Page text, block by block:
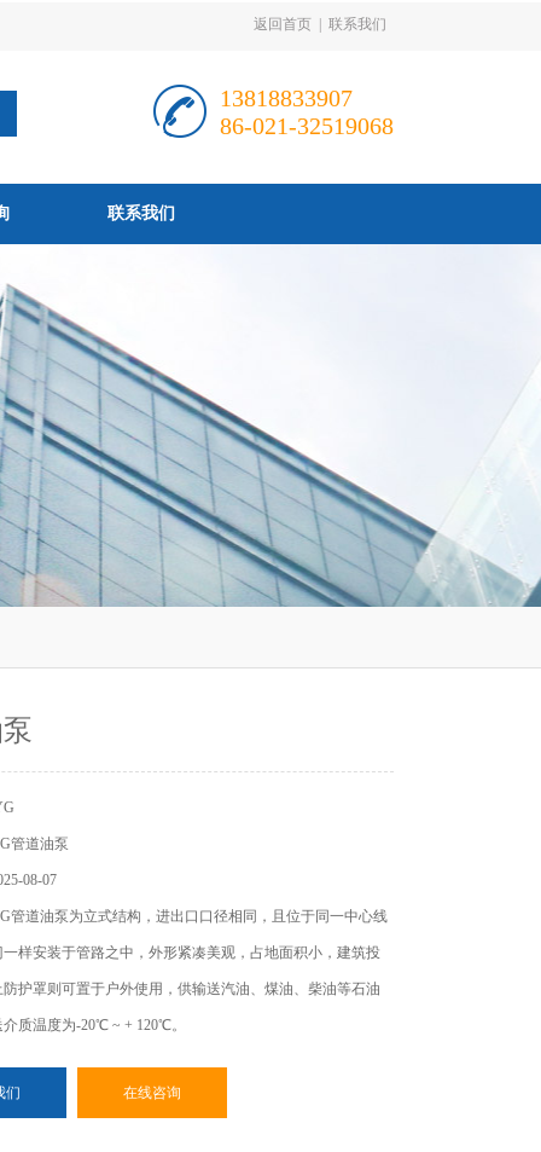
返回首页 联系我们
13818833907
86-021-32519068
联系我们
管道油泵
08-07
管道油泵为立式结构，进出口口径相同，且位于同一中心线
样安装于管路之中，外形紧凑美观，占地面积小，建筑投
护罩则可置于户外使用，供输送汽油、煤油、柴油等石油
质温度为-20℃ ~ + 120℃。
们 在线咨询